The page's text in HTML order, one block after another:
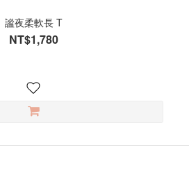
謐夜柔軟長 T
NT$1,780